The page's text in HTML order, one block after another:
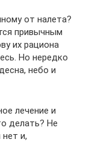
от налета?
привычным
их рациона
Но нередко
небо и
лечение и
делать? Не
и,